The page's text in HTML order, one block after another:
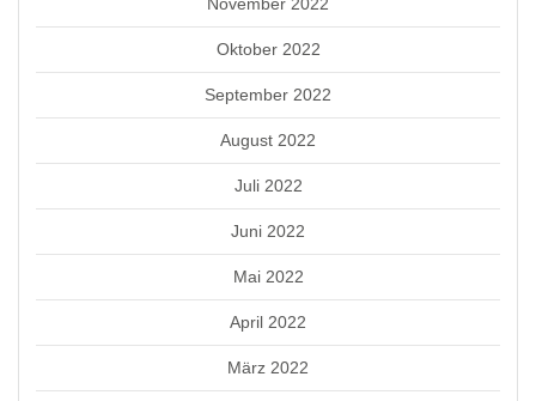
Oktober 2022
September 2022
August 2022
Juli 2022
Juni 2022
Mai 2022
April 2022
März 2022